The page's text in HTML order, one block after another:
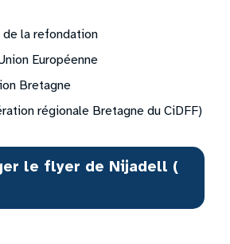
de la refondation
Européenne
Bretagne
régionale Bretagne du CiDFF)
le flyer de Nijadell (